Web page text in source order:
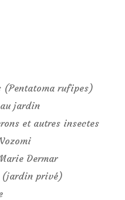
(Pentatoma rufipes)
jardin
et autres insectes
Dermar
(jardin privé)